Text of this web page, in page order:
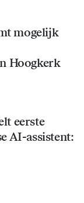
mogelijk
Hoogkerk
eerste
AI-assistent: